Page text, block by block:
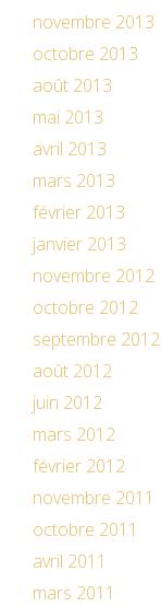
novembre 2013
octobre 2013
août 2013
mai 2013
avril 2013
mars 2013
février 2013
janvier 2013
novembre 2012
octobre 2012
septembre 2012
août 2012
juin 2012
mars 2012
février 2012
novembre 2011
octobre 2011
avril 2011
mars 2011